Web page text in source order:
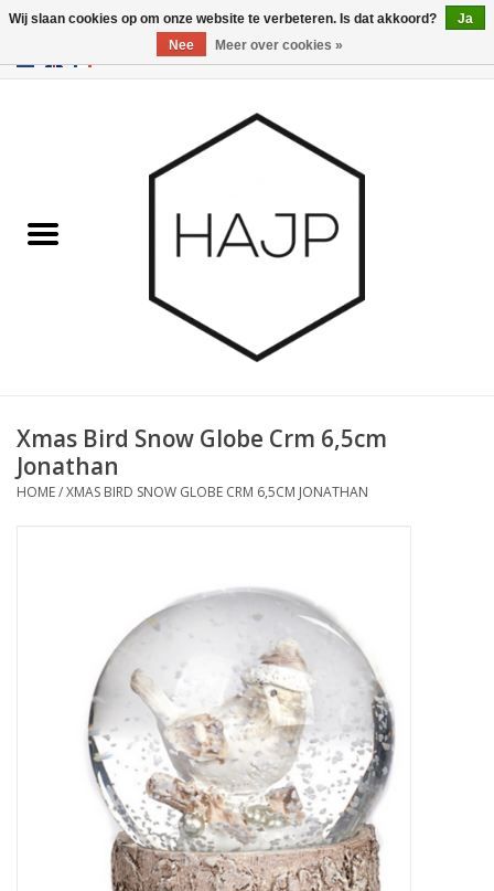
GBP/USD
Gadgets
Merken
Xmas Bird Snow Globe Crm 6,5cm
Jonathan
HOME/XMAS BIRD SNOW GLOBE CRM 6,5CM JONATHAN
Wij slaan cookies op om onze website te verbeteren. Is dat akkoord?
Ja
Nee
Meer over cookies »